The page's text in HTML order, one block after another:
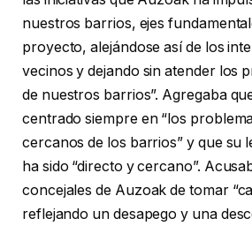
nuestros barrios, ejes
proyecto, alejándose así de los
vecinos y dejando sin atender los
de nuestros barrios”. Agregaba
centrado siempre en “los
cercanos de los barrios” y que su
ha sido “directo y cercano”.
concejales de Auzoak de tomar
reflejando un desapego y una